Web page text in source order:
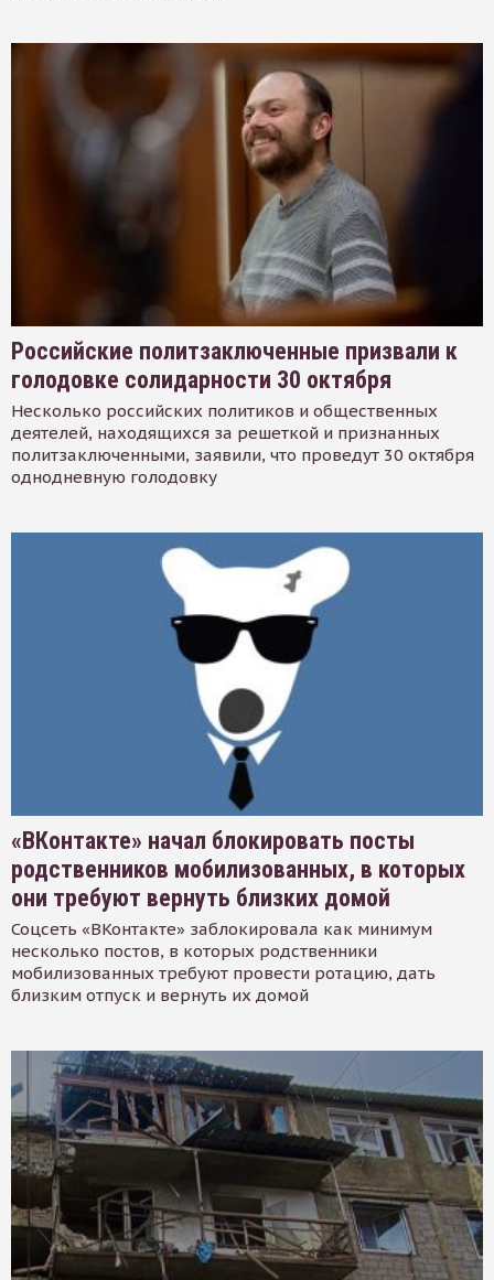
Российские политзаключенные призвали к
голодовке солидарности 30 октября
Несколько российских политиков и общественных
деятелей, находящихся за решеткой и признанных
политзаключенными, заявили, что проведут 30 октября
однодневную голодовку
«ВКонтакте» начал блокировать посты
родственников мобилизованных, в которых
они требуют вернуть близких домой
Соцсеть «ВКонтакте» заблокировала как минимум
несколько постов, в которых родственники
мобилизованных требуют провести ротацию, дать
близким отпуск и вернуть их домой